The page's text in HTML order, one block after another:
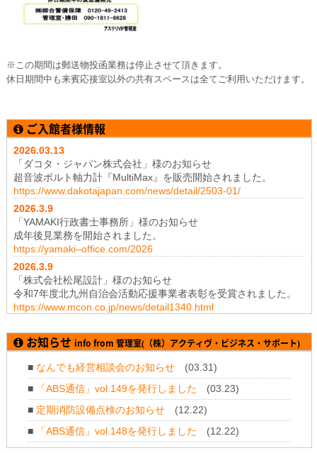
※この期間は郵送物投函業務は停止させて頂きます。
休日期間中も来賓応接室以外の共有スペースは全てご利用いただけます。
ご入館者様情報
2026.03.13
「ダコタ・ジャパン株式会社」様のお知らせ
超音波ボルト軸力計『MultiMax』を販売開始されました。
https://www.dakotajapan.com/news/detail/2503-01/
2026.3.9
「YAMAKI行政書士事務所」様のお知らせ
成年後見業務を開始されました。
https://yamaki–office.com/2026
2026.3.9
「株式会社松尾設計」様のお知らせ
令和7年度北九州自治会活動応援事業者表彰を受賞されました。
https://www.mcon.co.jp/news/detail1340.html
「株式会社テイコク」様のお知らせ
神奈川県厚木土木事務所から令和7年度所長礼状を拝受されまし
た。
https://www.teikoku-eng.co.jp/notice/11347/
2025.11.28
「株式会社NDTアドヴァンス」様のお知らせ
新製品 紫外線強度計・照度計『XP-3000』の販売を開始されま
した。
https://www.ind-blacklight.jp/topics/2504/
お知らせ info from 管理室(（株）アクティヴ・ビジネス・サポート)
■ なんでも経営相談会のお知らせ(03.31)
■
「ABS通信」vol.149を発行しました (03.23)
■ 定期消防設備点検のお知らせ(12.22)
■
「ABS通信」vol.148を発行しました (12.22)